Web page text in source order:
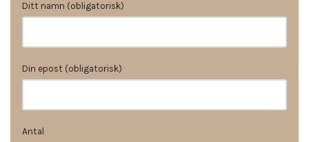
Ditt namn (obligatorisk)
Din epost (obligatorisk)
Antal